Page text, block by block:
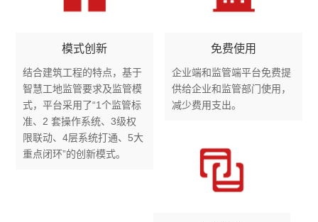
模式创新
结合建筑工程的特点，基于
智慧工地监管要求及监管模
式，平台采用了“1个监管标
准、2 套操作系统、3级权
限联动、4层系统打通、5大
重点闭环”的创新模式。
免费使用
企业端和监管端平台免费提
供给企业和监管部门使用，
减少费用支出。